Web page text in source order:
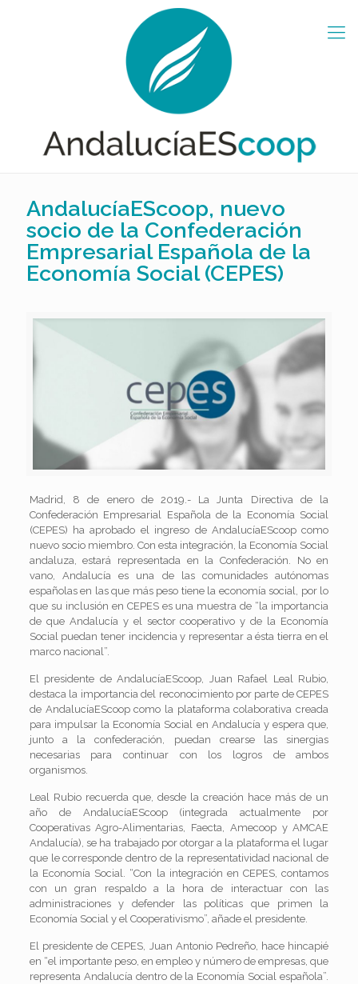
AndalucíaEScoop, nuevo
socio de la Confederación
Empresarial Española de la
Economía Social (CEPES)
Madrid, 8 de enero de 2019.- La Junta Directiva de la
Confederación Empresarial Española de la Economía Social
(CEPES) ha aprobado el ingreso de AndalucíaEScoop como
nuevo socio miembro. Con esta integración, la Economía Social
andaluza, estará representada en la Confederación. No en
vano, Andalucía es una de las comunidades autónomas
españolas en las que más peso tiene la economía social, por lo
que su inclusión en CEPES es una muestra de “la importancia
de que Andalucía y el sector cooperativo y de la Economía
Social puedan tener incidencia y representar a ésta tierra en el
marco nacional”.
El presidente de AndalucíaEScoop, Juan Rafael Leal Rubio,
destaca la importancia del reconocimiento por parte de CEPES
de AndalucíaEScoop como la plataforma colaborativa creada
para impulsar la Economía Social en Andalucía y espera que,
junto a la confederación, puedan crearse las sinergias
necesarias para continuar con los logros de ambos
organismos.
Leal Rubio recuerda que, desde la creación hace más de un
año de AndalucíaEScoop (integrada actualmente por
Cooperativas Agro-Alimentarias, Faecta, Amecoop y AMCAE
Andalucía), se ha trabajado por otorgar a la plataforma el lugar
que le corresponde dentro de la representatividad nacional de
la Economía Social. “Con la integración en CEPES, contamos
con un gran respaldo a la hora de interactuar con las
administraciones y defender las políticas que primen la
Economía Social y el Cooperativismo”, añade el presidente.
El presidente de CEPES, Juan Antonio Pedreño, hace hincapié
en “el importante peso, en empleo y número de empresas, que
representa Andalucía dentro de la Economía Social española”.